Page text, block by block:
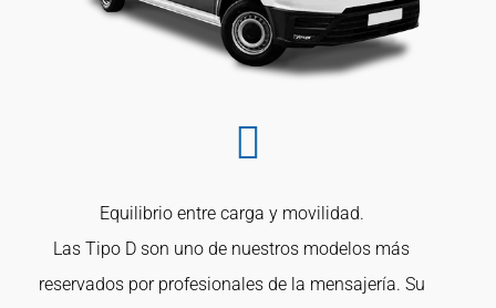
Equilibrio entre carga y movilidad.
Las Tipo D son uno de nuestros modelos más
reservados por profesionales de la mensajería. Su